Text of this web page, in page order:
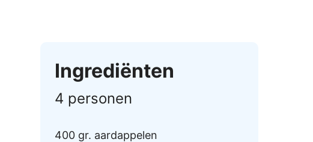
Ingrediënten
4 personen
400 gr. aardappelen